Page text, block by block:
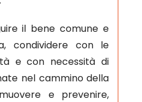
il bene comune e
condividere con le
e con necessità di
nel cammino della
e prevenire,